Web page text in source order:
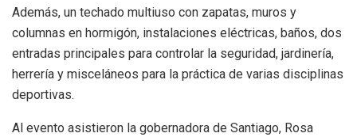
Además, un techado multiuso con zapatas, muros y
columnas en hormigón, instalaciones eléctricas, baños, dos
entradas principales para controlar la seguridad, jardinería,
herrería y misceláneos para la práctica de varias disciplinas
deportivas.
Al evento asistieron la gobernadora de Santiago, Rosa